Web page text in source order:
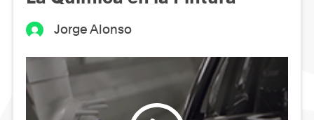
Jorge Alonso